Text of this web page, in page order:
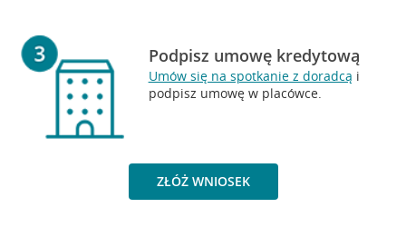
Podpisz umowę kredytową
Umów się na spotkanie z doradcą i
podpisz umowę w placówce.
ZŁÓŻ WNIOSEK